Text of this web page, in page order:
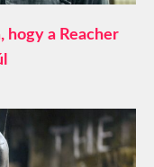
hogy a Reacher